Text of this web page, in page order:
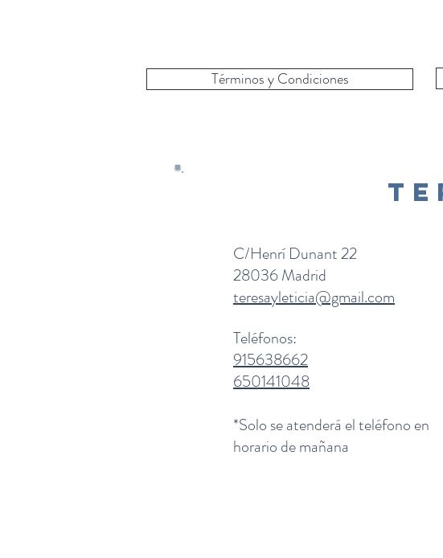
Términos y Condiciones
C/Henrí Dunant 22
28036 Madrid
teresayleticia@gmail.com
Teléfonos:
915638662
650141048
*Solo se atenderá el teléfono en
horario de mañana